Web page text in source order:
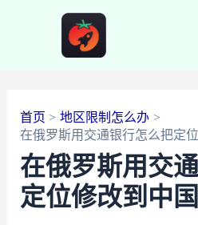
首页
地区限制怎么办
在俄罗斯用交通银行怎么把定
在俄罗斯用交
定位修改到中